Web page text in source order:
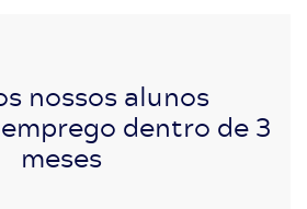
nossos alunos
dentro de 3
meses